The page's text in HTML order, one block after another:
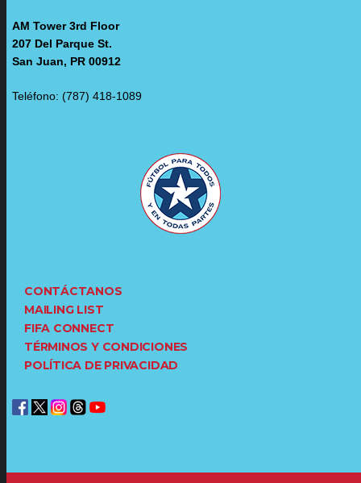
AM Tower 3rd Floor
207 Del Parque St.
San Juan, PR 00912
Teléfono: (787) 418-1089
CONTÁCTANOS
MAILING LIST
FIFA CONNECT
TÉRMINOS Y CONDICIONES
POLÍTICA DE PRIVACIDAD